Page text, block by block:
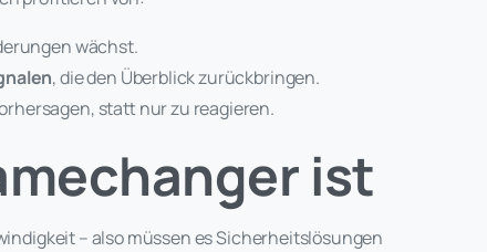
wächst.
, die den Überblick zurückbringen.
statt nur zu reagieren.
ist
– also müssen es Sicherheitslösungen